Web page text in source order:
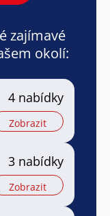
zajímavé
okolí:
4 nabídky
Zobrazit
3 nabídky
Zobrazit